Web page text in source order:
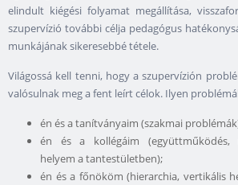
elindult kiégési folyamat megállítása,
szupervízió további célja pedagógus
munkájának sikeresebbé tétele.
Világossá kell tenni, hogy a szupervízión
valósulnak meg a fent leírt célok. Ilyen
én és a tanítványaim (szakmai
én és a kollégáim (együttműködés,
helyem a tantestületben);
én és a főnököm (hierarchia, vertikális